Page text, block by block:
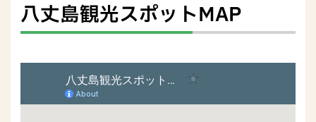
八丈島観光スポットMAP